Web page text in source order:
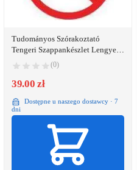
Tudományos Szórakoztató
Tengeri Szappankészlet Lengyel
Nyelvű Clementoni 50709 –
28522
(0)
39.00 zł
Dostępne u naszego dostawcy · 7
dni